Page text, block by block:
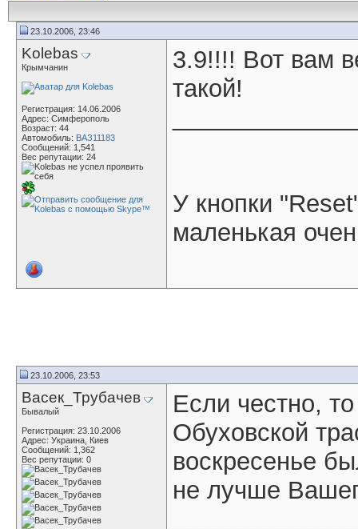
23.10.2006, 23:46
Kolebas
Крымчанин
Регистрация: 14.06.2006
Адрес: Симферополь
Возраст: 44
Автомобиль: ВАЗ11183
Сообщений: 1,541
Вес репутации: 24
3.9!!!! Вот вам
такой!
У кнопки
маленькая
23.10.2006, 23:53
Васек_Трубачев
Бывалый
Регистрация: 23.10.2006
Адрес: Украина, Киев
Сообщений: 1,362
Вес репутации: 0
Если честно,
Обуховской
воскресенье
не лучше